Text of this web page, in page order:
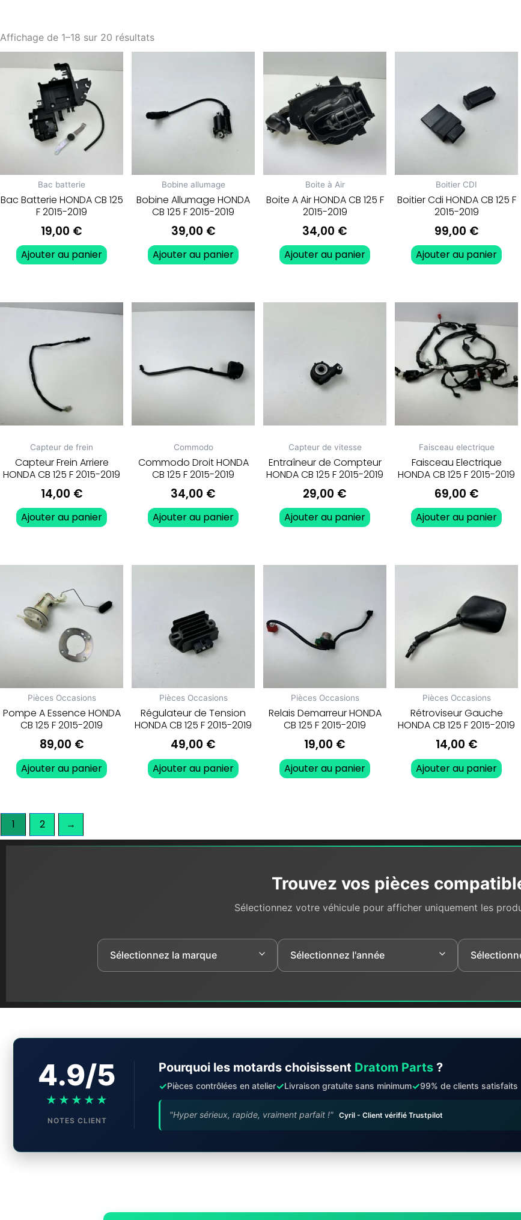
Affichage de 1–18 sur 20 résultats
Bac batterie
Bac Batterie HONDA CB 125
F 2015-2019
19,00 €
Ajouter au panier
Bobine allumage
Bobine Allumage HONDA
CB 125 F 2015-2019
39,00 €
Ajouter au panier
Boite à Air
Boite A Air HONDA CB 125 F
2015-2019
34,00 €
Ajouter au panier
Boitier CDI
Boitier Cdi HONDA CB 125 F
2015-2019
99,00 €
Ajouter au panier
Capteur de frein
Capteur Frein Arriere
HONDA CB 125 F 2015-2019
14,00 €
Ajouter au panier
Commodo
Commodo Droit HONDA
CB 125 F 2015-2019
34,00 €
Ajouter au panier
Capteur de vitesse
Entraîneur de Compteur
HONDA CB 125 F 2015-2019
29,00 €
Ajouter au panier
Faisceau electrique
Faisceau Electrique
HONDA CB 125 F 2015-2019
69,00 €
Ajouter au panier
Pièces Occasions
Pompe A Essence HONDA
CB 125 F 2015-2019
89,00 €
Ajouter au panier
Pièces Occasions
Régulateur de Tension
HONDA CB 125 F 2015-2019
49,00 €
Ajouter au panier
Pièces Occasions
Relais Demarreur HONDA
CB 125 F 2015-2019
19,00 €
Ajouter au panier
Pièces Occasions
Rétroviseur Gauche
HONDA CB 125 F 2015-2019
14,00 €
Ajouter au panier
1 2 →
Trouvez vos pièces
Sélectionnez votre véhicule pour afficher uniquement les
4.9/5
★★★★★
NOTES CLIENT
Pourquoi les motards choisissent Dratom Parts ?
✓Pièces contrôlées en atelier✓Livraison gratuite sans minimum✓99% de clients satisfaits
"Hyper sérieux, rapide, vraiment parfait !" Cyril - Client vérifié Trustpilot